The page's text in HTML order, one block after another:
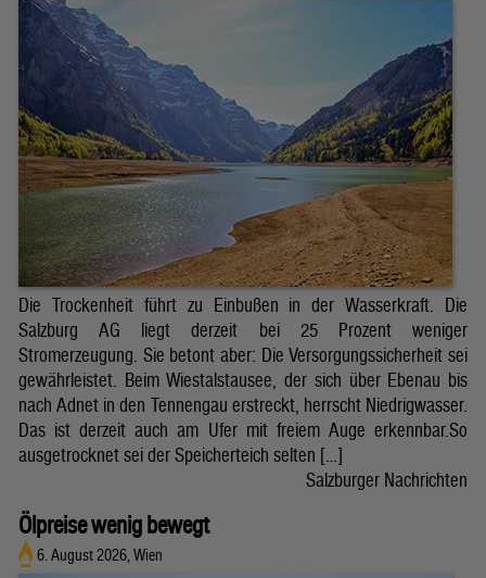
Die Trockenheit führt zu Einbußen in der Wasserkraft. Die
Salzburg AG liegt derzeit bei 25 Prozent weniger
Stromerzeugung. Sie betont aber: Die Versorgungssicherheit sei
gewährleistet. Beim Wiestalstausee, der sich über Ebenau bis
nach Adnet in den Tennengau erstreckt, herrscht Niedrigwasser.
Das ist derzeit auch am Ufer mit freiem Auge erkennbar.So
ausgetrocknet sei der Speicherteich selten […]
Salzburger Nachrichten
Ölpreise wenig bewegt
6. August 2026, Wien